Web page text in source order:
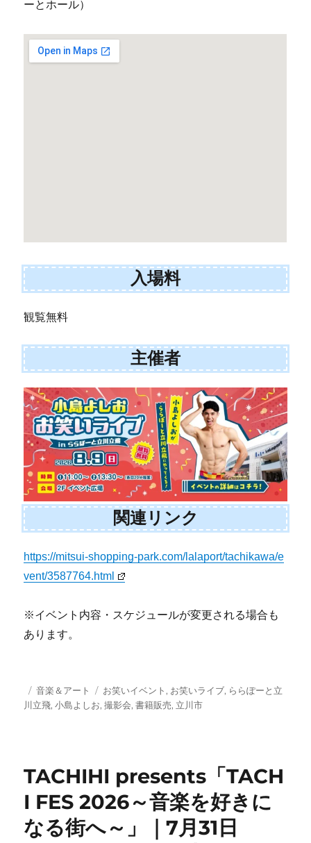
ーとホール）
入場料
観覧無料
主催者
関連リンク
https://mitsui-shopping-park.com/lalaport/tachikawa/e
vent/3587764.html
※イベント内容・スケジュールが変更される場合も
あります。
投
稿
カ
テ
音楽＆アート
タ
グ
お笑いイベント , お笑いライブ, ららぽーと立
川立飛,小島よしお,撮影会,書籍販売, 立川市
TACHIHI presents「TACH
I FES 2026～音楽を好きに
なる街へ～」｜7月31日